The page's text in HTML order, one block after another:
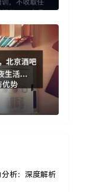
优势
析：深度解析